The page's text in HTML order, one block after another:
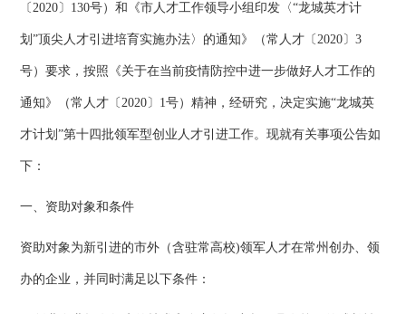
〔2020〕130号）和《市人才工作领导小组印发〈“龙城英才计
划”顶尖人才引进培育实施办法〉的通知》（常人才〔2020〕3
号）要求，按照《关于在当前疫情防控中进一步做好人才工作的
通知》（常人才〔2020〕1号）精神，经研究，决定实施“龙城英
才计划”第十四批领军型创业人才引进工作。现就有关事项公告如
下：
一、资助对象和条件
资助对象为新引进的市外（含驻常高校)领军人才在常州创办、领
办的企业，并同时满足以下条件：